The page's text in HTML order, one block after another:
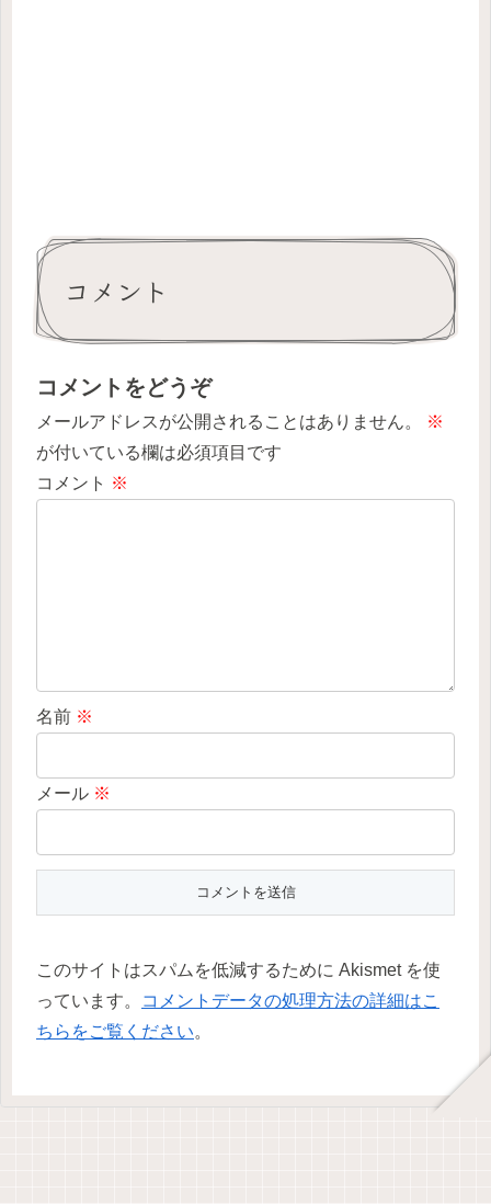
コメント
コメントをどうぞ
メールアドレスが公開されることはありません。
※
が付いている欄は必須項目です
コメント ※
名前 ※
メール ※
このサイトはスパムを低減するために Akismet を使
っています。
コメントデータの処理方法の詳細はこ
ちらをご覧ください。